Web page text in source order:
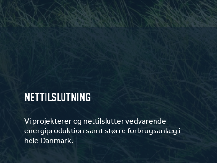
NETTILSLUTNING
Vi projekterer og nettilslutter vedvarende
energiproduktion samt større forbrugsanlæg i
hele Danmark.